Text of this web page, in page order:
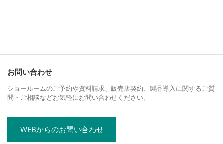
お問い合わせ
ショールームのご予約や資料請求、販売店契約、製品導入に関するご質
問・ご相談などお気軽にお問い合わせください。
WEBからのお問い合わせ